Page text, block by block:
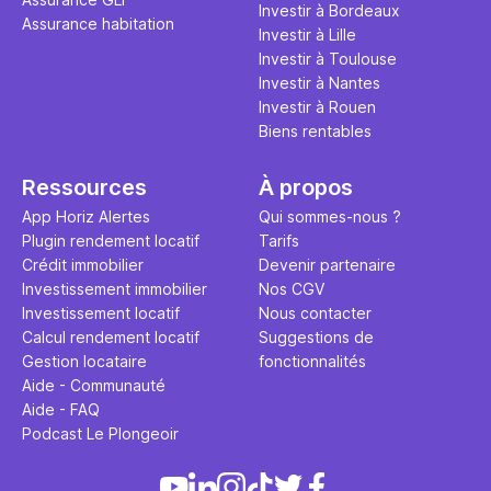
Assurance habitation
Investir à Bordeaux
Investir à Lille
Investir à Toulouse
Investir à Nantes
Investir à Rouen
Biens rentables
Ressources
App Horiz Alertes
Plugin rendement locatif
Crédit immobilier
Investissement immobilier
Investissement locatif
Calcul rendement locatif
Gestion locataire
Aide - Communauté
Aide - FAQ
Podcast Le Plongeoir
À propos
Qui sommes-nous ?
Tarifs
Devenir partenaire
Nos CGV
Nous contacter
Suggestions de
fonctionnalités